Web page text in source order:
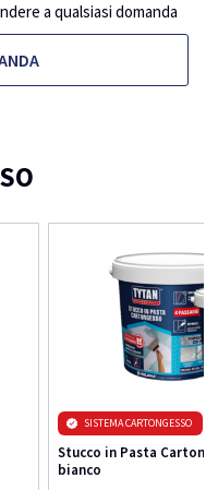
a qualsiasi domanda
SISTEMA CARTONGESSO
Stucco in Pasta
bianco